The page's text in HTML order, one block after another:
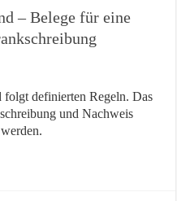
– Belege für eine
definierten Regeln. Das
und Nachweis